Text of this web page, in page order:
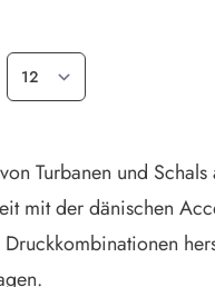
Turbanen und
mit der dänischen